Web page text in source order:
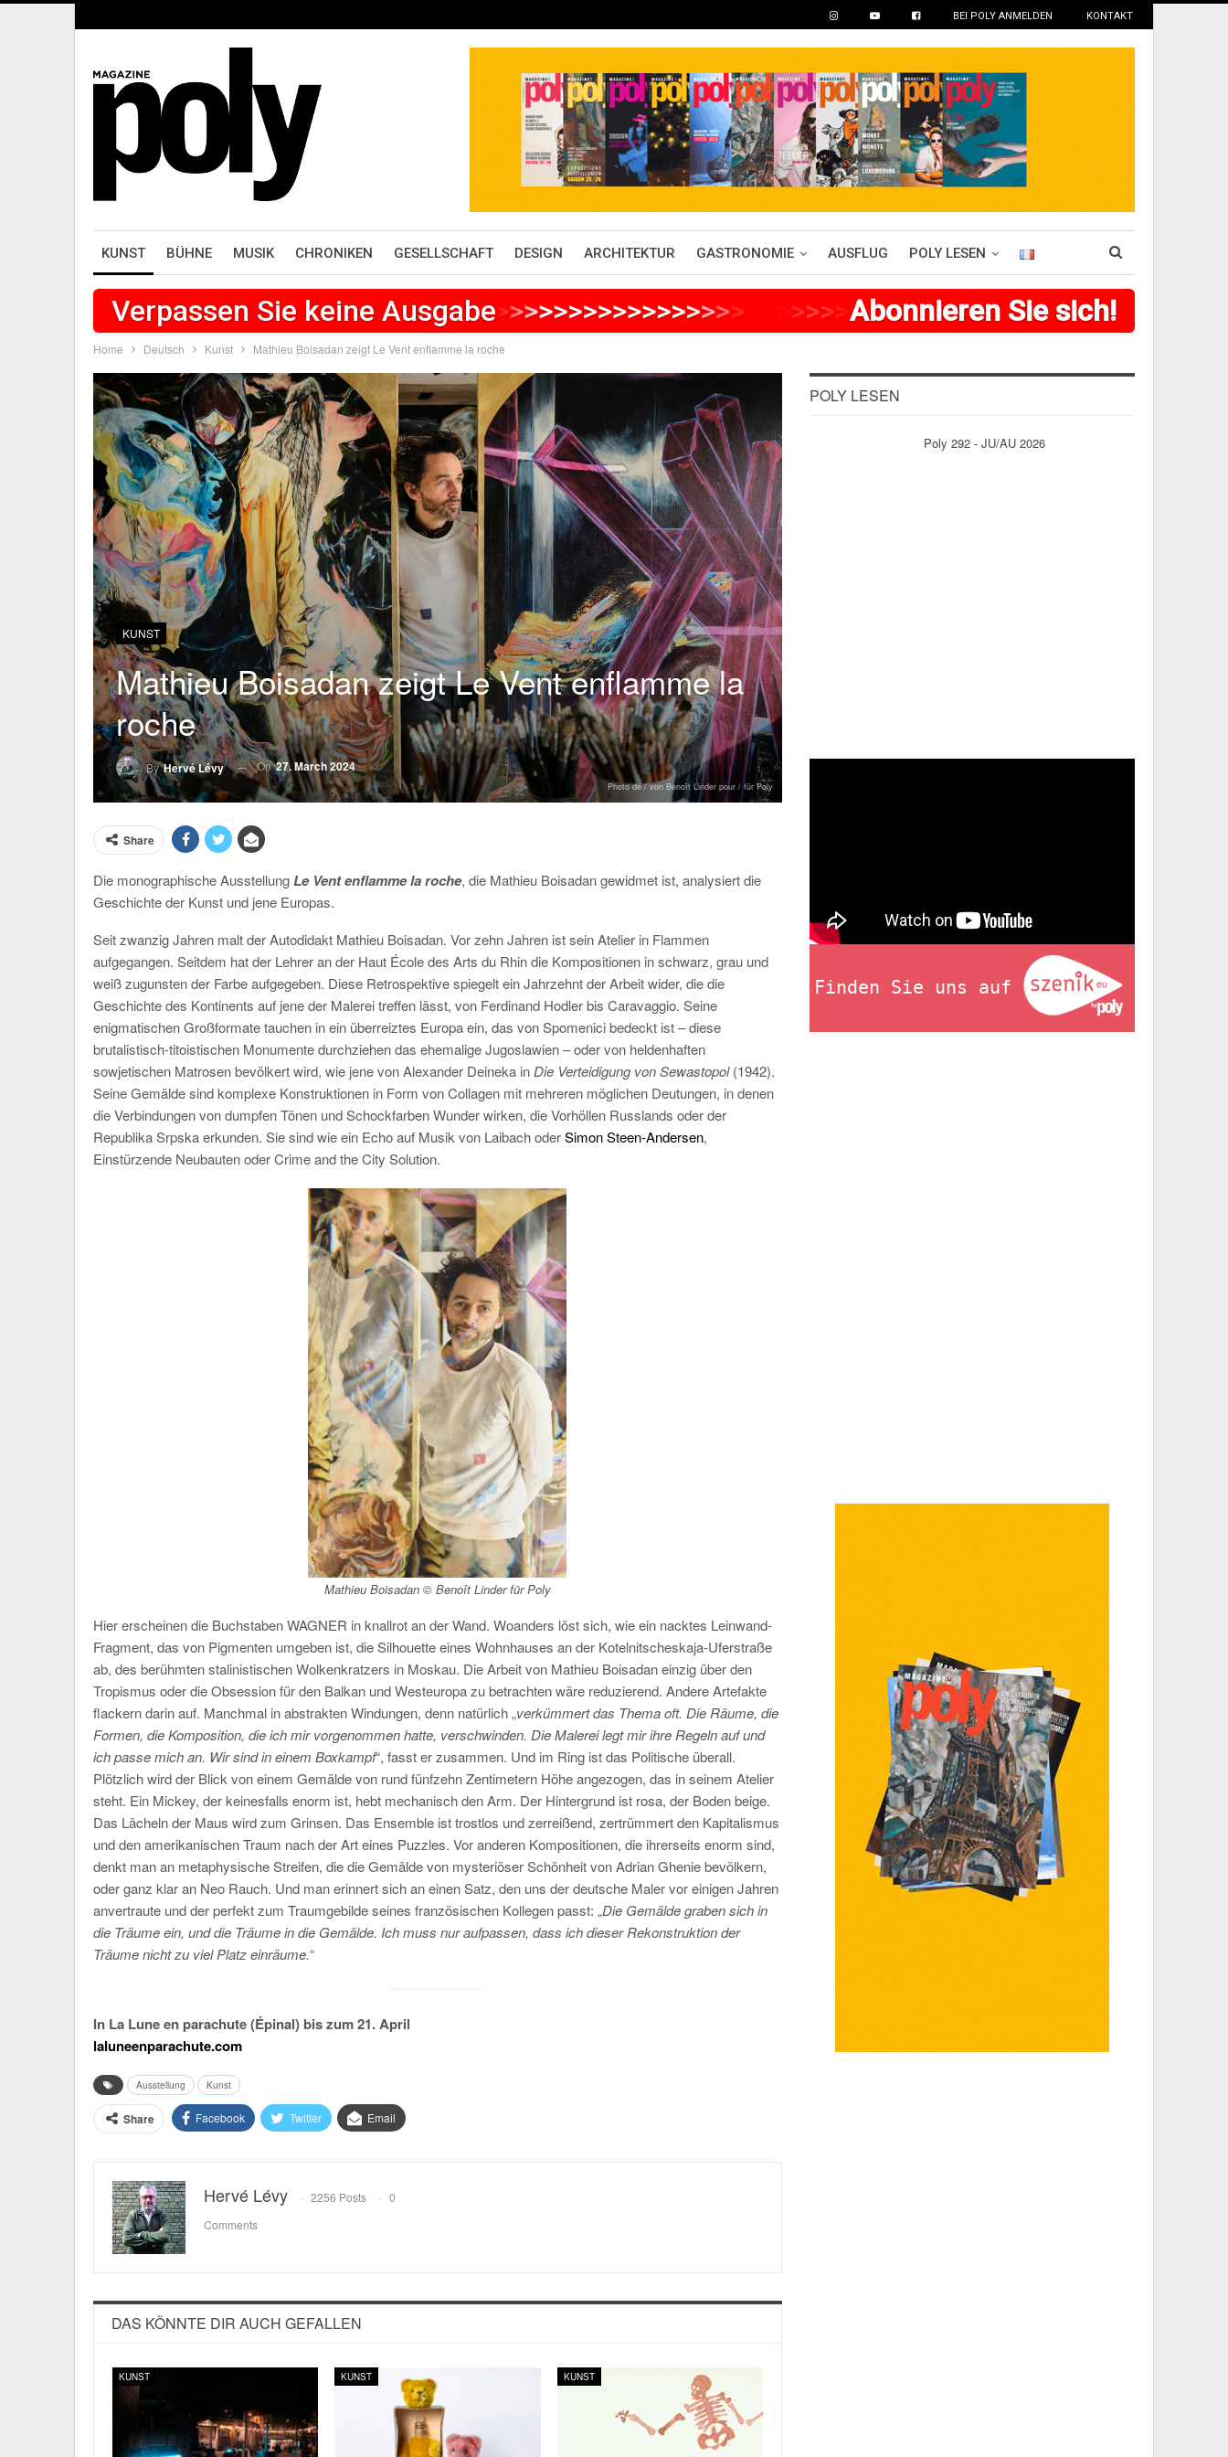
BEI POLY ANMELDEN KONTAKT
KUNST BÜHNE MUSIK CHRONIKEN GESELLSCHAFT DESIGN ARCHITEKTUR GASTRONOMIE AUSFLUG POLY LESEN
Verpassen Sie keine Ausgabe>>>>>>>>>>>>>>>>> >>>>>>> >>>>
Abonnieren Sie sich!
Home Deutsch Kunst Mathieu Boisadan zeigt Le Vent enflamme la roche
KUNST
Mathieu Boisadan zeigt Le Vent enflamme la
roche
ByHervé Lévy On27. March 2024
Photo de / von Benoît Linder pour / für Poly
Share
Die monographische AusstellungLe Vent enflamme la roche, die Mathieu Boisadan gewidmet ist, analysiert die
Geschichte der Kunst und jene Europas.
Seit zwanzig Jahren malt der Autodidakt Mathieu Boisadan. Vor zehn Jahren ist sein Atelier in Flammen
aufgegangen. Seitdem hat der Lehrer an der Haut École des Arts du Rhin die Kompositionen in schwarz, grau und
weiß zugunsten der Farbe aufgegeben. Diese Retrospektive spiegelt ein Jahrzehnt der Arbeit wider, die die
Geschichte des Kontinents auf jene der Malerei treffen lässt, von Ferdinand Hodler bis Caravaggio. Seine
enigmatischen Großformate tauchen in ein überreiztes Europa ein, das von Spomenici bedeckt ist – diese
brutalistisch-titoistischen Monumente durchziehen das ehemalige Jugoslawien – oder von heldenhaften
sowjetischen Matrosen bevölkert wird, wie jene von Alexander Deineka in Die Verteidigung von Sewastopol(1942).
Seine Gemälde sind komplexe Konstruktionen in Form von Collagen mit mehreren möglichen Deutungen, in denen
die Verbindungen von dumpfen Tönen und Schockfarben Wunder wirken, die Vorhöllen Russlands oder der
Republika Srpska erkunden. Sie sind wie ein Echo auf Musik von Laibach oderSimon Steen-Andersen,
Einstürzende Neubauten oder Crime and the City Solution.
Mathieu Boisadan © Benoît Linder fürPoly
Hier erscheinen die Buchstaben WAGNER in knallrot an der Wand. Woanders löst sich, wie ein nacktes Leinwand-
Fragment, das von Pigmenten umgeben ist, die Silhouette eines Wohnhauses an der Kotelnitscheskaja-Uferstraße
ab, des berühmten stalinistischen Wolkenkratzers in Moskau. Die Arbeit von Mathieu Boisadan einzig über den
Tropismus oder die Obsession für den Balkan und Westeuropa zu betrachten wäre reduzierend. Andere Artefakte
flackern darin auf. Manchmal in abstrakten Windungen, denn natürlich „verkümmert das Thema oft. Die Räume, die
Formen, die Komposition, die ich mir vorgenommen hatte, verschwinden. Die Malerei legt mir ihre Regeln auf und
ich passe mich an. Wir sind in einem Boxkampf“, fasst er zusammen. Und im Ring ist das Politische überall.
Plötzlich wird der Blick von einem Gemälde von rund fünfzehn Zentimetern Höhe angezogen, das in seinem Atelier
steht. Ein Mickey, der keinesfalls enorm ist, hebt mechanisch den Arm. Der Hintergrund ist rosa, der Boden beige.
Das Lächeln der Maus wird zum Grinsen. Das Ensemble ist trostlos und zerreißend, zertrümmert den Kapitalismus
und den amerikanischen Traum nach der Art eines Puzzles. Vor anderen Kompositionen, die ihrerseits enorm sind,
denkt man an metaphysische Streifen, die die Gemälde von mysteriöser Schönheit von Adrian Ghenie bevölkern,
oder ganz klar an Neo Rauch. Und man erinnert sich an einen Satz, den uns der deutsche Maler vor einigen Jahren
anvertraute und der perfekt zum Traumgebilde seines französischen Kollegen passt: „Die Gemälde graben sich in
die Träume ein, und die Träume in die Gemälde. Ich muss nur aufpassen, dass ich dieser Rekonstruktion der
Träume nicht zu viel Platz einräume.“
In La Lune en parachute (Épinal) bis zum 21. April
laluneenparachute.com
Ausstellung Kunst
Share Facebook Twitter Email
Hervé Lévy 2256 Posts
0
Comments
DAS KÖNNTE DIR AUCH GEFALLEN
KUNST KUNST KUNST
POLY LESEN
Poly 292 - JU/AU 2026
Finden Sie uns auf